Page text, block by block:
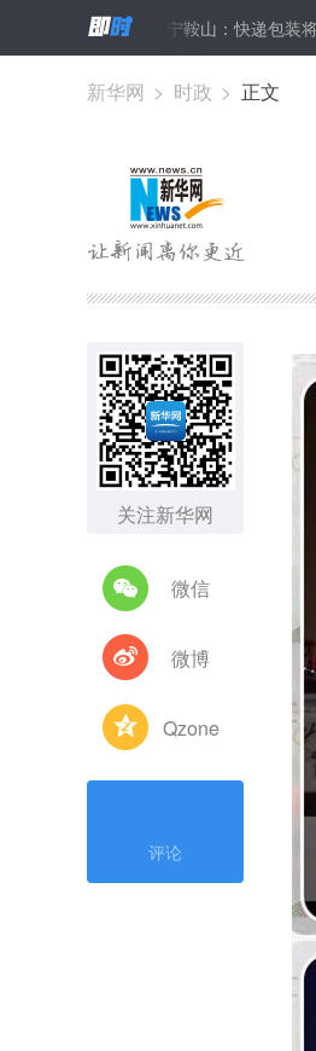
辽宁鞍山：快递包装将获有偿回收
新华网 > 时政 > 正文
关注新华网
微信
微博
Qzone
评论